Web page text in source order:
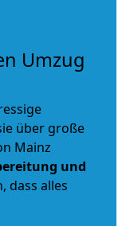
Umzug
über große
Mainz
und
dass alles